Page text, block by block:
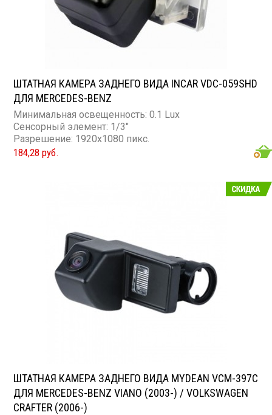
ШТАТНАЯ КАМЕРА ЗАДНЕГО ВИДА INCAR VDC-059SHD
ДЛЯ MERCEDES-BENZ
Минимальная освещенность: 0.1 Lux
Сенсорный элемент: 1/3"
Разрешение: 1920x1080 пикс.
184,28 руб.
ШТАТНАЯ КАМЕРА ЗАДНЕГО ВИДА MYDEAN VCM-397C
ДЛЯ MERCEDES-BENZ VIANO (2003-) / VOLKSWAGEN
CRAFTER (2006-)